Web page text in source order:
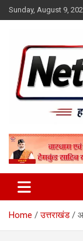
Skip
to
Sunday, August 9,
Home उत्तराखंड